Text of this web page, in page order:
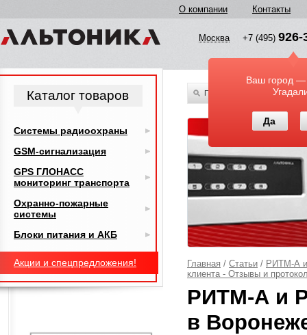
О компании Контакты
Москва +7 (495) 926-
Ваш город —
Да
По всему каталогу
Главная / Статьи / РИТМ-А и
клиента - Отзывы и
РИТМ-А и
в
Каталог товаров
Системы радиоохраны
GSM-сигнализация
GPS ГЛОНАСС
мониторинг транспорта
Охранно-пожарные
системы
Блоки питания и АКБ
Акции и спецпредложения!